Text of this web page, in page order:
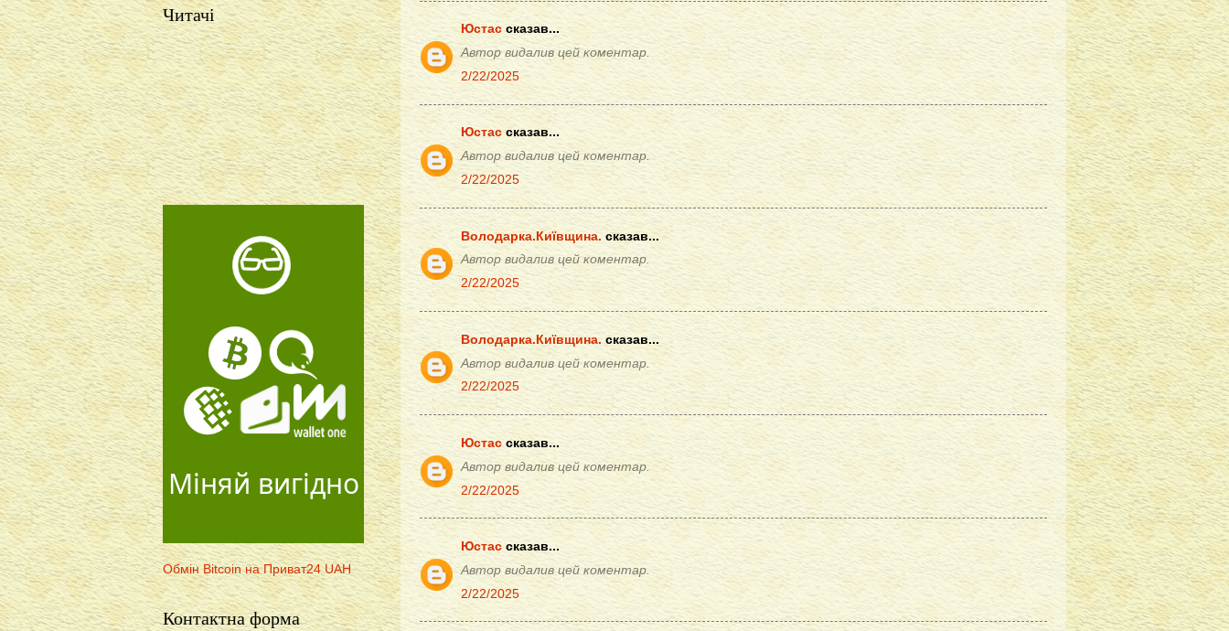
Юстас сказав...
Автор видалив цей коментар.
2/22/2025
Юстас сказав...
Автор видалив цей коментар.
2/22/2025
Володарка.Київщина. сказав...
Автор видалив цей коментар.
2/22/2025
Володарка.Київщина. сказав...
Автор видалив цей коментар.
2/22/2025
Юстас сказав...
Автор видалив цей коментар.
2/22/2025
Юстас сказав...
Автор видалив цей коментар.
2/22/2025
Читачі
Міняй вигідно
Обмін Bitcoin на Приват24 UAH
Контактна форма